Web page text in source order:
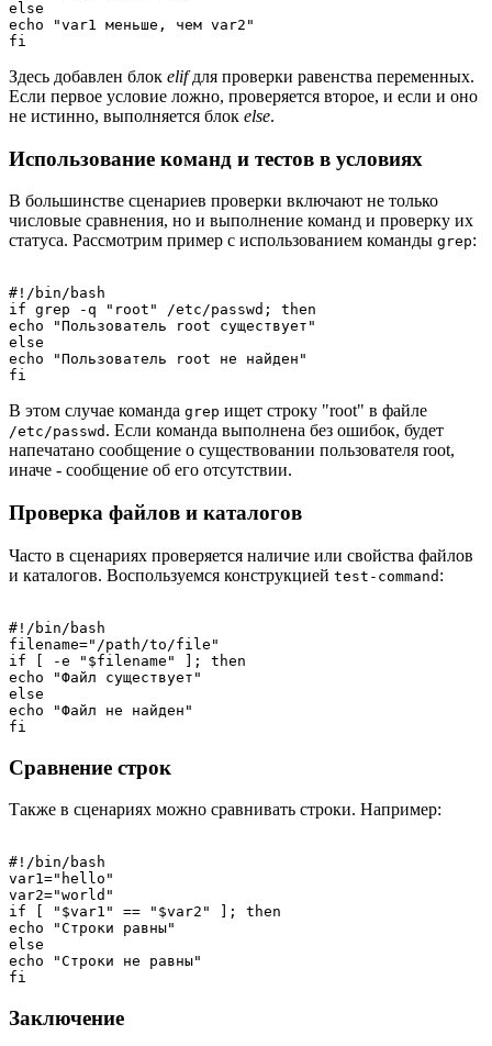
else
echo "var1 меньше, чем var2"
Здесь добавлен блок elifдля проверки равенства переменных.
Если первое условие ложно, проверяется второе, и если и оно
не истинно, выполняется блок else.
Использование команд и тестов в условиях
В большинстве сценариев проверки включают не только
числовые сравнения, но и выполнение команд и проверку их
статуса. Рассмотрим пример с использованием команды grep:
#!/bin/bash
if grep -q "root" /etc/passwd; then
echo "Пользователь root существует"
else
echo "Пользователь root не найден"
В этом случае команда grep ищет строку "root" в файле
/etc/passwd . Если команда выполнена без ошибок, будет
напечатано сообщение о существовании пользователя root,
иначе - сообщение об его отсутствии.
Проверка файлов и каталогов
Часто в сценариях проверяется наличие или свойства файлов
и каталогов. Воспользуемся конструкцией test-command :
#!/bin/bash
filename="/path/to/file"
if [ -e "$filename" ]; then
echo "Файл существует"
else
echo "Файл не найден"
Сравнение строк
Также в сценариях можно сравнивать строки. Например:
#!/bin/bash
var1="hello"
var2="world"
if [ "$var1" == "$var2" ]; then
echo "Строки равны"
else
echo "Строки не равны"
Заключение